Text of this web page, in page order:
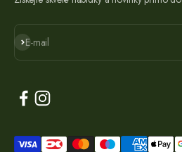
E-mail
Přihlásit se